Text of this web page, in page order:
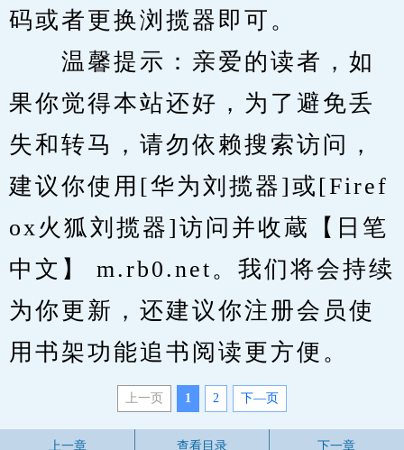
码或者更换浏揽器即可。
温馨提示：亲爱的读者，如
果你觉得本站还好，为了避免丢
失和转马，请勿依赖搜索访问，
建议你使用[华为刘揽器]或[Firef
ox火狐刘揽器]访问并收蔵【日笔
中文】 m.rb0.net。我们将会持续
为你更新，还建议你注册会员使
用书架功能追书阅读更方便。
上一页 1 2 下—页
上一章 查看目录 下一章